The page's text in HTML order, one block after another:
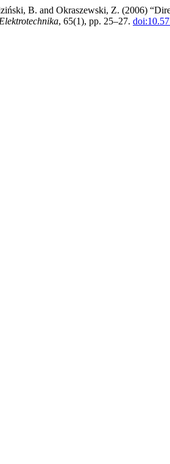
B. and Okraszewski, Z. (2006)
, 65(1), pp. 25–27.